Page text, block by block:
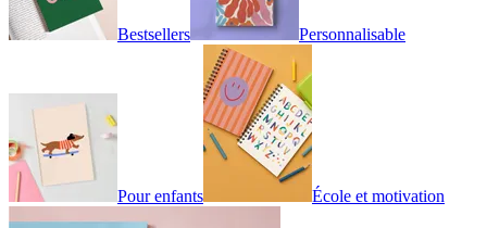
Bestsellers Personnalisable
Pour enfants École et motivation